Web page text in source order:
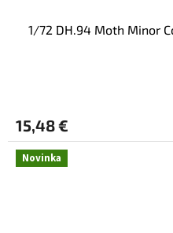
1/72 DH.94 Moth Minor
15,48 €
Novinka